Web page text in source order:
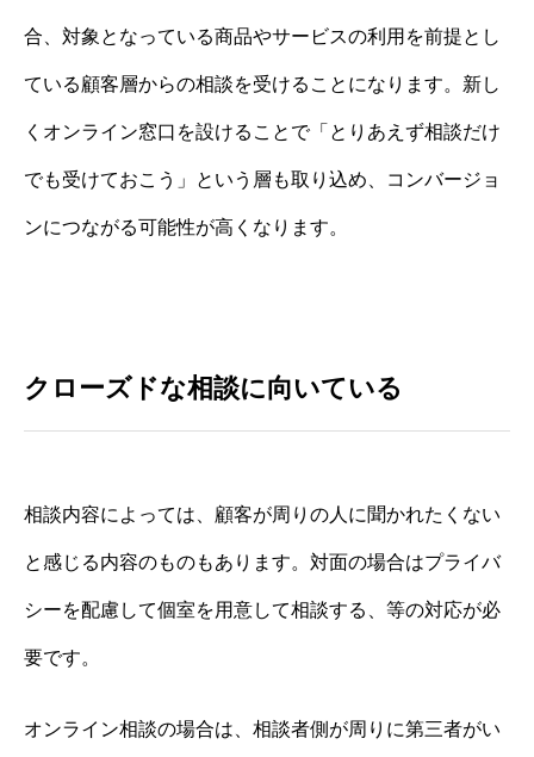
合、対象となっている商品やサービスの利用を前提とし
ている顧客層からの相談を受けることになります。新し
くオンライン窓口を設けることで「とりあえず相談だけ
でも受けておこう」という層も取り込め、コンバージョ
ンにつながる可能性が高くなります。
クローズドな相談に向いている
相談内容によっては、顧客が周りの人に聞かれたくない
と感じる内容のものもあります。対面の場合はプライバ
シーを配慮して個室を用意して相談する、等の対応が必
要です。
オンライン相談の場合は、相談者側が周りに第三者がい